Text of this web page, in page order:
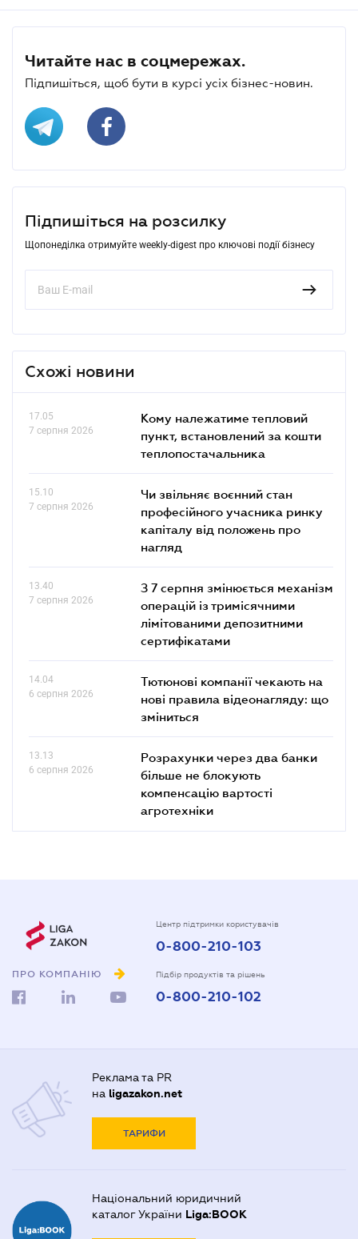
Читайте нас в соцмережах.
Підпишіться, щоб бути в курсі усіх бізнес-новин.
Підпишіться на розсилку
Щопонеділка отримуйте weekly-digest про ключові події бізнесу
Схожі новини
17.05
7 серпня 2026
Кому належатиме тепловий
пункт, встановлений за кошти
теплопостачальника
15.10
7 серпня 2026
Чи звільняє воєнний стан
професійного учасника ринку
капіталу від положень про
нагляд
13.40
7 серпня 2026
З 7 серпня змінюється механізм
операцій із тримісячними
лімітованими депозитними
сертифікатами
14.04
6 серпня 2026
Тютюнові компанії чекають на
нові правила відеонагляду: що
зміниться
13.13
6 серпня 2026
Розрахунки через два банки
більше не блокують
компенсацію вартості
агротехніки
ПРО КОМПАНІЮ
Центр підтримки користувачів
0-800-210-103
Підбір продуктів та рішень
0-800-210-102
Реклама та PR
на ligazakon.net
ТАРИФИ
Національний юридичний
каталог України Liga:BOOK